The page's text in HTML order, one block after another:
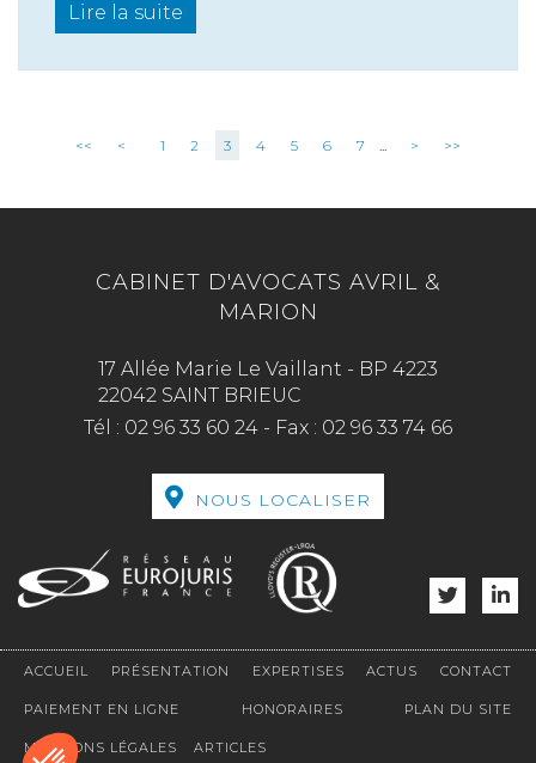
Lire la suite
<< < 1 2 3 4 5 6 7 ... > >>
CABINET D'AVOCATS AVRIL &
MARION
17 Allée Marie Le Vaillant - BP 4223
22042 SAINT BRIEUC
Tél : 02 96 33 60 24 - Fax : 02 96 33 74 66
NOUS LOCALISER
ACCUEIL PRÉSENTATION EXPERTISES ACTUS CONTACT
PAIEMENT EN LIGNE HONORAIRES PLAN DU SITE
MENTIONS LÉGALES ARTICLES